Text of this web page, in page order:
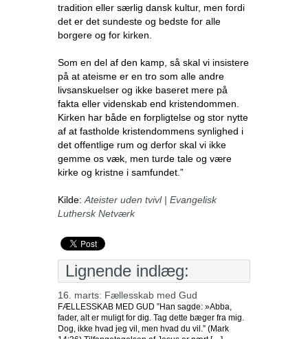
tradition eller særlig dansk kultur, men fordi
det er det sundeste og bedste for alle
borgere og for kirken.
Som en del af den kamp, så skal vi insistere
på at ateisme er en tro som alle andre
livsanskuelser og ikke baseret mere på
fakta eller videnskab end kristendommen.
Kirken har både en forpligtelse og stor nytte
af at fastholde kristendommens synlighed i
det offentlige rum og derfor skal vi ikke
gemme os væk, men turde tale og være
kirke og kristne i samfundet.”
Kilde: Ateister uden tvivl | Evangelisk
Luthersk Netværk
Lignende indlæg:
16. marts: Fællesskab med Gud
FÆLLESSKAB MED GUD ”Han sagde: »Abba,
fader, alt er muligt for dig. Tag dette bæger fra mig.
Dog, ikke hvad jeg vil, men hvad du vil.” (Mark